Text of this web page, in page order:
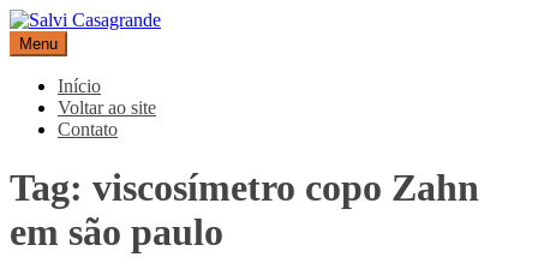
Pular
para
o
conteúdo
Salvi Casagrande
Especialistas em equipamentos de medição e automação
Menu
Início
Voltar ao site
Contato
Tag: viscosímetro copo Zahn
em são paulo